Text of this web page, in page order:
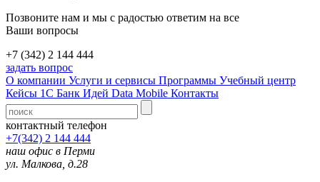
Позвоните нам и мы с радостью ответим на все
Ваши вопросы
+7 (342) 2 144 444
задать вопрос
О компании Услуги и сервисы Программы Учебный центр
Кейсы 1С Банк Идей Data Mobile Контакты
контактный телефон
+7(342) 2 144 444
наш офис в Перми
ул. Малкова, д.28